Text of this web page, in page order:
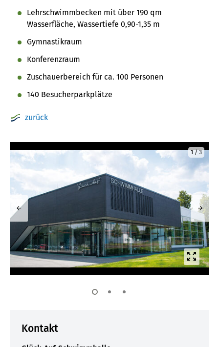
Lehrschwimmbecken mit über 190 qm
Wasserfläche, Wassertiefe 0,90-1,35 m
Gymnastikraum
Konferenzraum
Zuschauerbereich für ca. 100 Personen
140 Besucherparkplätze
zurück
zeigt
Bild
1 / 3
im
Kontakt